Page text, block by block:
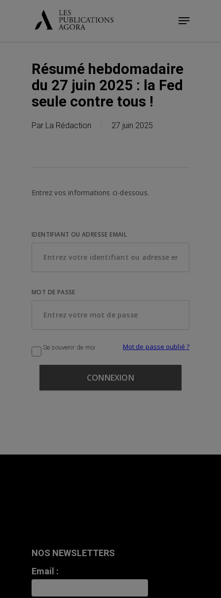
Menu
Résumé hebdomadaire
du 27 juin 2025 : la Fed
seule contre tous !
Par La Rédaction 27 juin 2025
Entrez vos informations ci-dessous.
IDENTIFIANT OU ADRESSE EMAIL
MOT DE PASSE
Se souvenir de moi Mot de passe oublié ?
NOS NEWSLETTERS
Email :